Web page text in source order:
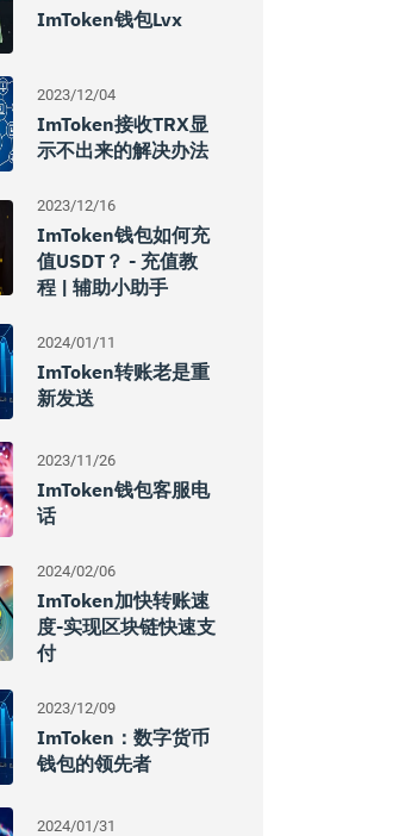
ImToken钱包lvx
2023/12/04
ImToken接收TRX显
示不出来的解决办法
2023/12/16
ImToken钱包如何充
值USDT？ - 充值教
程 | 辅助小助手
2024/01/11
ImToken转账老是重
新发送
2023/11/26
ImToken钱包客服电
话
2024/02/06
ImToken加快转账速
度-实现区块链快速支
付
2023/12/09
ImToken：数字货币
钱包的领先者
2024/01/31